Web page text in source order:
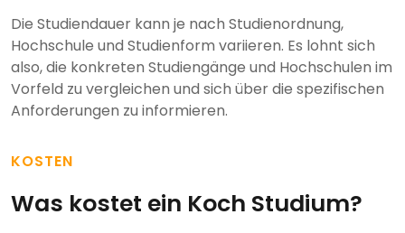
Die Studiendauer kann je nach Studienordnung,
Hochschule und Studienform variieren. Es lohnt sich
also, die konkreten Studiengänge und Hochschulen im
Vorfeld zu vergleichen und sich über die spezifischen
Anforderungen zu informieren.
KOSTEN
Was kostet ein Koch Studium?